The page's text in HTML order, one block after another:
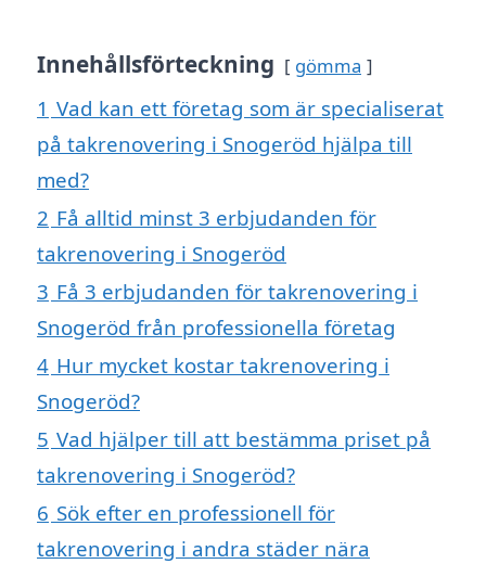
Innehållsförteckning gömma
1 Vad kan ett företag som är specialiserat
på takrenovering i Snogeröd hjälpa till
med?
2 Få alltid minst 3 erbjudanden för
takrenovering i Snogeröd
3 Få 3 erbjudanden för takrenovering i
Snogeröd från professionella företag
4 Hur mycket kostar takrenovering i
Snogeröd?
5 Vad hjälper till att bestämma priset på
takrenovering i Snogeröd?
6 Sök efter en professionell för
takrenovering i andra städer nära